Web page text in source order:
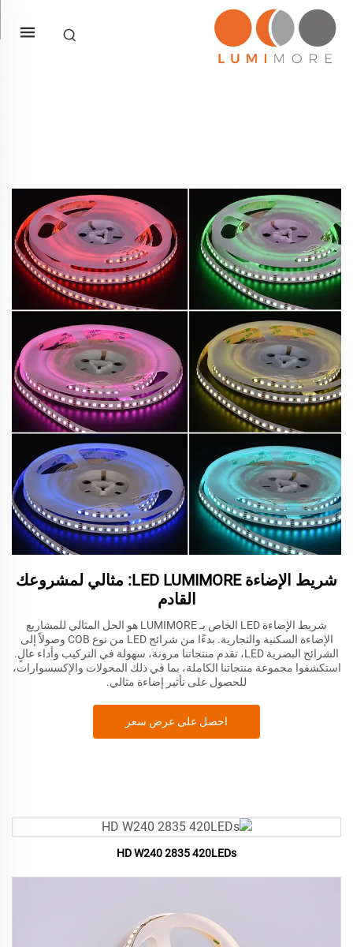
شريط الإضاءة LED LUMIMORE: مثالي لمشروعك
القادم
شريط الإضاءة LED الخاص بـ LUMIMORE هو الحل المثالي للمشاريع
الإضاءة السكنية والتجارية. بدءًا من شرائح LED من نوع COB وصولاً إلى
الشرائح البصرية LED، تقدم منتجاتنا مرونة، سهولة في التركيب وأداء عالٍ.
استكشفوا مجموعة منتجاتنا الكاملة، بما في ذلك المحولات والإكسسوارات،
للحصول على تأثير إضاءة مثالي.
احصل على عرض سعر
HD W240 2835 420LEDs